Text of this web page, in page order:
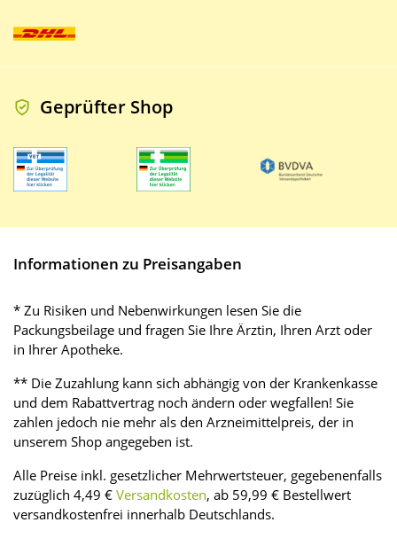
Geprüfter Shop
Informationen zu Preisangaben
* Zu Risiken und Nebenwirkungen lesen Sie die
Packungsbeilage und fragen Sie Ihre Ärztin, Ihren Arzt oder
in Ihrer Apotheke.
** Die Zuzahlung kann sich abhängig von der Krankenkasse
und dem Rabattvertrag noch ändern oder wegfallen! Sie
zahlen jedoch nie mehr als den Arzneimittelpreis, der in
unserem Shop angegeben ist.
Alle Preise inkl. gesetzlicher Mehrwertsteuer, gegebenenfalls
zuzüglich 4,49 € Versandkosten, ab 59,99 € Bestellwert
versandkostenfrei innerhalb Deutschlands.